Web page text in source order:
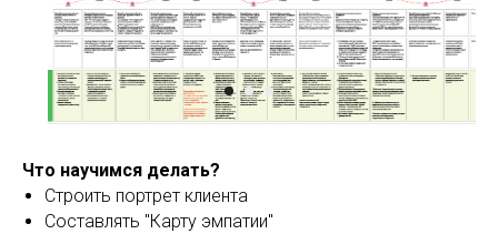
Что научимся делать?
Строить портрет клиента
Составлять "Карту эмпатии"